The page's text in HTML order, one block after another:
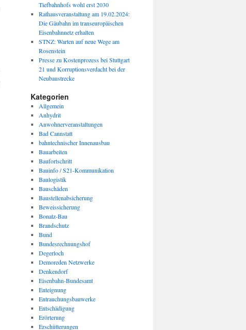
Tiefbahnhofs wohl erst 2030
Rathausveranstaltung am 19.02.2024:
Die Gäubahn im transeuropäischen
Eisenbahnnetz erhalten
STNZ: Warten auf neue Wege am
Rosenstein
Presse zu Kostenprozess bei Stuttgart
21 und Korruptionsverdacht bei der
Neubaustrecke
Kategorien
Allgemein
Anhydrit
Anwohnerveranstaltungen
Bad Cannstatt
bahntechnischer Innenausbau
Bauarbeiten
Baufortschritt
Bauinfo / S21-Kommunikation
Baulogistik
Bauschäden
Baustellenabsicherung
Beweissicherung
Bonatz-Bau
Brandschutz
Bund
Bundesrechnungshof
Degerloch
Demoreden Netzwerke
Denkendorf
Eisenbahn-Bundesamt
Enteignung
Entrauchungsbauwerke
Entschädigung
Erörterung
Erschütterungen